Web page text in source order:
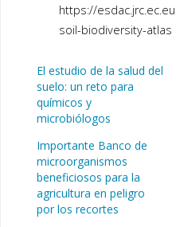
https://
soil-biodiversity-atlas
El estudio de la salud del
suelo: un reto para
químicos y
microbiólogos
Importante Banco de
microorganismos
beneficiosos para la
agricultura en peligro
por los recortes